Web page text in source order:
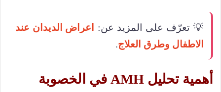
💡 تعرّف على المزيد عن:
اعراض الديدان عند
الاطفال وطرق العلاج.
أهمية تحليل AMH في الخصوبة